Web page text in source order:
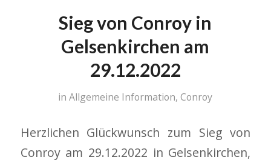
Sieg von Conroy in
Gelsenkirchen am
29.12.2022
inAllgemeine Information,Conroy
Herzlichen Glückwunsch zum Sieg von
Conroy am 29.12.2022 in Gelsenkirchen,